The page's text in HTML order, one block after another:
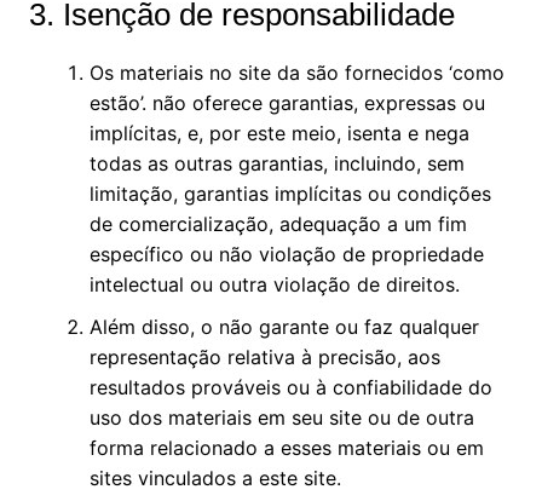
3. Isenção de responsabilidade
Os materiais no site da são fornecidos ‘como
estão’. não oferece garantias, expressas ou
implícitas, e, por este meio, isenta e nega
todas as outras garantias, incluindo, sem
limitação, garantias implícitas ou condições
de comercialização, adequação a um fim
específico ou não violação de propriedade
intelectual ou outra violação de direitos.
Além disso, o não garante ou faz qualquer
representação relativa à precisão, aos
resultados prováveis ​​ou à confiabilidade do
uso dos materiais em seu site ou de outra
forma relacionado a esses materiais ou em
sites vinculados a este site.